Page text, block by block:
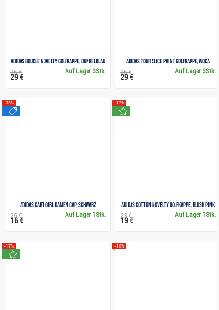
Adidas Boucle Novelty Golfkappe, dunkelblau
Auf Lager3Stk.
36 €
29 €
Adidas Tour Slice Print Golfkappe, woca
Auf Lager3Stk.
36 €
29 €
Adidas Cart Girl Damen Cap, schwarz
-36%
Auf Lager 1Stk.
25 €
16 €
Adidas Cotton Novelty Golfkappe, blush pink
-17%
Auf Lager 1Stk.
23 €
19 €
-17% -16%